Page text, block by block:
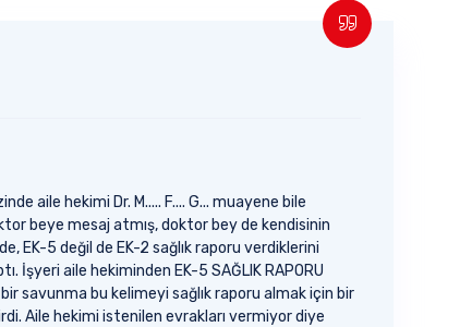
aile hekimi Dr. M..... F.... G... muayene bile
beye mesaj atmış, doktor bey de kendisinin
EK-5 değil de EK-2 sağlık raporu verdiklerini
İşyeri aile hekiminden EK-5 SAĞLIK RAPORU
savunma bu kelimeyi sağlık raporu almak için bir
Aile hekimi istenilen evrakları vermiyor diye